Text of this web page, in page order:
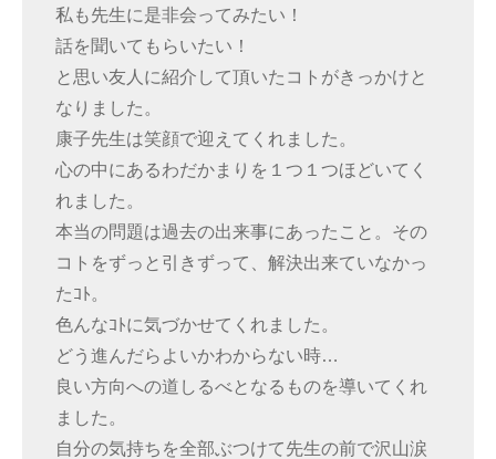
私も先生に是非会ってみたい！
話を聞いてもらいたい！
と思い友人に紹介して頂いたコトがきっかけと
なりました。
康子先生は笑顔で迎えてくれました。
心の中にあるわだかまりを１つ１つほどいてく
れました。
本当の問題は過去の出来事にあったこと。その
コトをずっと引きずって、解決出来ていなかっ
たｺﾄ。
色んなｺﾄに気づかせてくれました。
どう進んだらよいかわからない時…
良い方向への道しるべとなるものを導いてくれ
ました。
自分の気持ちを全部ぶつけて先生の前で沢山涙